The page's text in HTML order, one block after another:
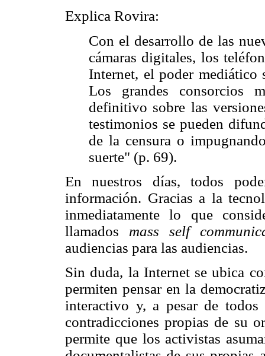
Explica Rovira:
Con el desarrollo de las
cámaras digitales, los
Internet, el poder mediático
Los grandes consorcios
definitivo sobre las
testimonios se pueden
de la censura o
suerte" (p. 69).
En nuestros días, todos
información. Gracias a la
inmediatamente lo que
llamados mass self
audiencias para las audiencias.
Sin duda, la Internet se ubica
permiten pensar en la
interactivo y, a pesar de
contradicciones propias de su
permite que los activistas